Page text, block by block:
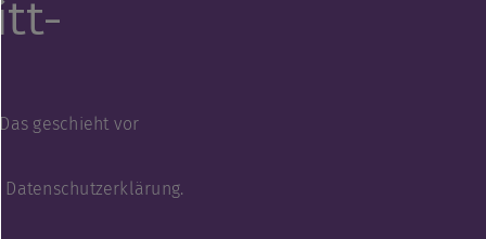
geschieht vor